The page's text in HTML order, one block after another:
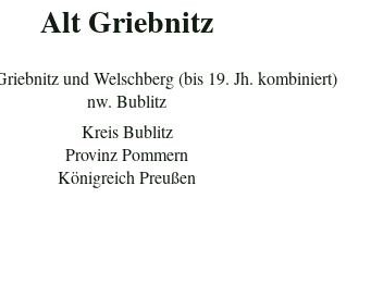
Alt Griebnitz
und Welschberg (bis 19. Jh. kombiniert)
nw. Bublitz
Kreis Bublitz
Provinz Pommern
Königreich Preußen